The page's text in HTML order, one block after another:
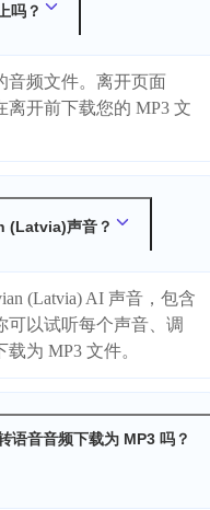
吗？
音频文件。离开页面
离开前下载您的 MP3 文
(Latvia)声音？
(Latvia) AI 声音，包含
可以试听每个声音、调
为 MP3 文件。
音音频下载为 MP3 吗？